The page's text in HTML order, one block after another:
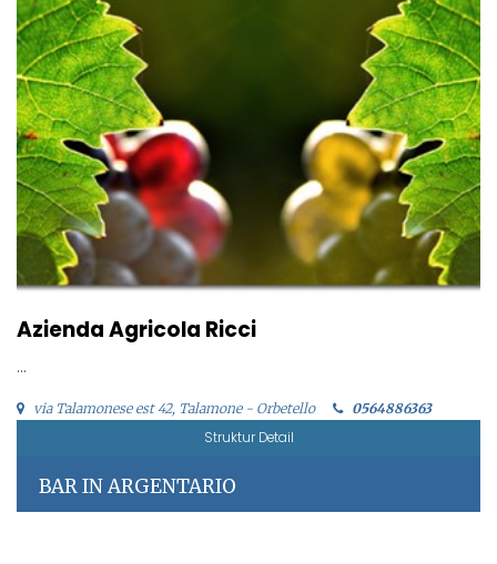
Azienda Agricola Ricci
...
via Talamonese est 42, Talamone - Orbetello 0564886363
Struktur Detail
BAR IN ARGENTARIO